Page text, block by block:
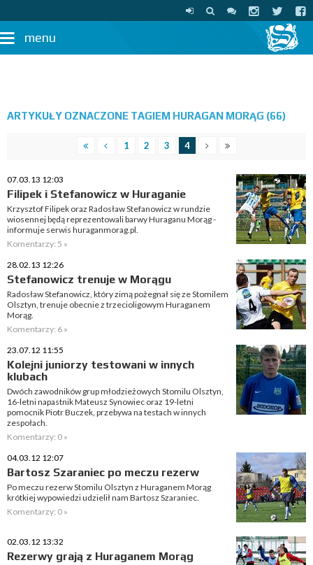
menu
ARTYKUŁY OZNACZONE TAGIEM HURAGAN MORĄG (66)
1 2 3 4
07.03.13 12:03
Filipek i Stefanowicz w Huraganie
Krzysztof Filipek oraz Radosław Stefanowicz w rundzie
wiosennej będą reprezentowali barwy Huraganu Morąg -
informuje serwis huraganmorag.pl.
Komentarzy: 5 »
28.02.13 12:26
Stefanowicz trenuje w Morągu
Radosław Stefanowicz, który zimą pożegnał się ze Stomilem
Olsztyn, trenuje obecnie z trzecioligowym Huraganem
Morąg.
Komentarzy: 6 »
23.07.12 11:55
Kolejni juniorzy testowani w innych
klubach
Dwóch zawodników grup młodzieżowych Stomilu Olsztyn,
16-letni napastnik Mateusz Synowiec oraz 19-letni
pomocnik Piotr Buczek, przebywa na testach w innych
zespołach.
Komentarzy: 0 »
04.03.12 12:07
Bartosz Szaraniec po meczu rezerw
Po meczu rezerw Stomilu Olsztyn z Huraganem Morąg
krótkiej wypowiedzi udzielił nam Bartosz Szaraniec.
Komentarzy: 0 »
02.03.12 13:32
Rezerwy grają z Huraganem Morąg